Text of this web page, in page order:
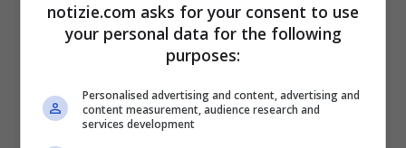
chiusa”.
Piero Torri su Mourinho:
“Sono deluso, mi aspettavo
notizie.com asks for your consent to use
your personal data for the following
purposes:
Personalised advertising and content, advertising and
content measurement, audience research and
services development